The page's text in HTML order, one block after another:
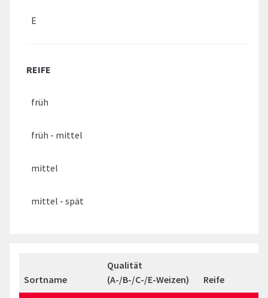
E
REIFE
früh
früh - mittel
mittel
mittel - spät
Sortname
Qualität
(A-/B-/C-/E-Weizen)
Reife